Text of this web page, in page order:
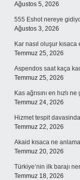
Ağustos 5, 2026
555 Eshot nereye
Ağustos 3, 2026
Kar nasıl oluşur kısaca
Temmuz 25, 2026
Aspendos saat kaça
Temmuz 25, 2026
Kas ağrısını en hızlı
Temmuz 24, 2026
Hizmet tespit
Temmuz 22, 2026
Akaid kısaca ne
Temmuz 20, 2026
Türkiye’nin ilk barajı
Temmuz 18, 2026